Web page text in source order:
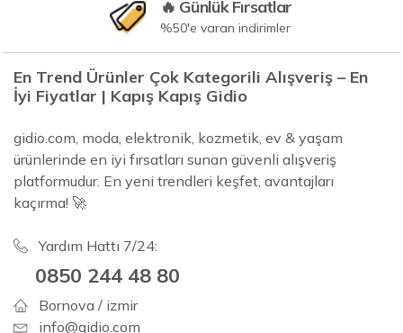
🔥 Günlük Fırsatlar
%50'e varan indirimler
En Trend Ürünler Çok Kategorili Alışveriş – En
İyi Fiyatlar | Kapış Kapış Gidio
gidio.com, moda, elektronik, kozmetik, ev & yaşam
ürünlerinde en iyi fırsatları sunan güvenli alışveriş
platformudur. En yeni trendleri keşfet, avantajları
kaçırma! 🚀
Yardım Hattı 7/24:
0850 244 48 80
Bornova / izmir
info@gidio.com